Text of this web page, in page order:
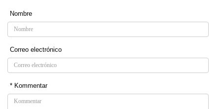
Nombre
Correo electrónico
* Kommentar